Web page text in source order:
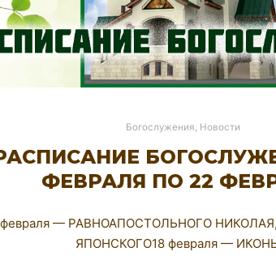
Богослужения, Новости
ФЕВРАЛЯ ПО 22
февраля — РАВНОАПОСТОЛЬНОГО
ЯПОНСКОГО18 февраля —